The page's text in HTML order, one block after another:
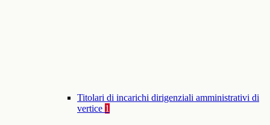
Titolari di incarichi dirigenziali amministrativi di
vertice 1